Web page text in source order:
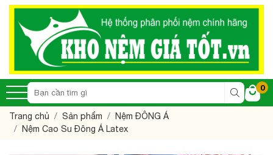
0
Trang chủ Sản phẩm
Nệm ĐÔNG Á
Nệm Cao Su Đông Á Latex